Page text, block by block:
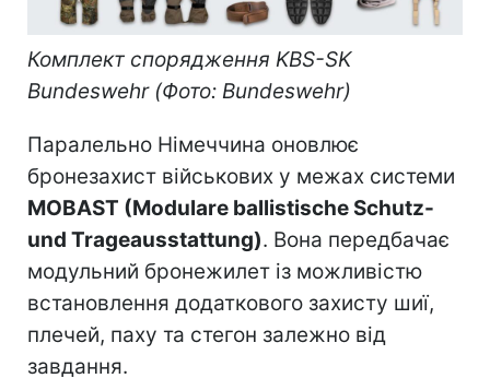
Комплект спорядження KBS-SK
Bundeswehr (Фото: Bundeswehr)
Паралельно Німеччина оновлює
бронезахист військових у межах системи
MOBAST (Modulare ballistische Schutz-
und Trageausstattung). Вона передбачає
модульний бронежилет із можливістю
встановлення додаткового захисту шиї,
плечей, паху та стегон залежно від
завдання.